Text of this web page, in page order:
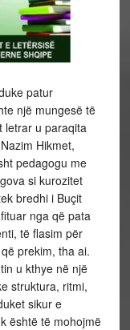
patur
një mungesë të
letrar u paraqita
Hikmet,
pedagogu me
si kurozitet
bredhi i Buçit
nga që pata
të flasim për
prekim, tha ai.
u kthye në një
struktura, ritmi,
sikur e
është të mohojmë